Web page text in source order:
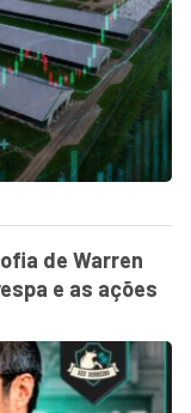
de Warren
e as ações